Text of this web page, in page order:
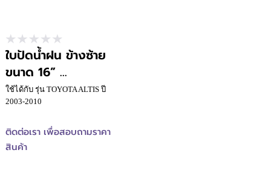
ใบปัดน้ำฝน ข้างซ้าย
ขนาด 16” ...
ใช้ได้กับ รุ่น TOYOTA ALTIS ปี
2003-2010
ติดต่อเรา เพื่อสอบถามราคา
สินค้า